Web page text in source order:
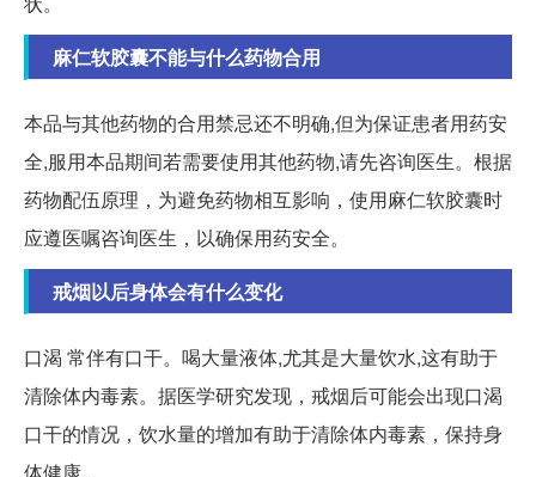
麻仁软胶囊不能与什么药物合用
本品与其他药物的合用禁忌还不明确,但为保证患者用药安
全,服用本品期间若需要使用其他药物,请先咨询医生。根据
药物配伍原理，为避免药物相互影响，使用麻仁软胶囊时
应遵医嘱咨询医生，以确保用药安全。
戒烟以后身体会有什么变化
口渴 常伴有口干。喝大量液体,尤其是大量饮水,这有助于
清除体内毒素。据医学研究发现，戒烟后可能会出现口渴
口干的情况，饮水量的增加有助于清除体内毒素，保持身